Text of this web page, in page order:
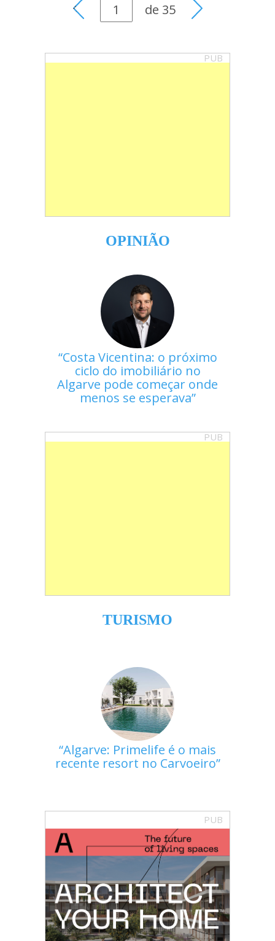
de 35
PUB
OPINIÃO
Costa Vicentina: o próximo
ciclo do imobiliário no
Algarve pode começar onde
menos se esperava
PUB
TURISMO
Algarve: Primelife é o mais
recente resort no Carvoeiro
PUB